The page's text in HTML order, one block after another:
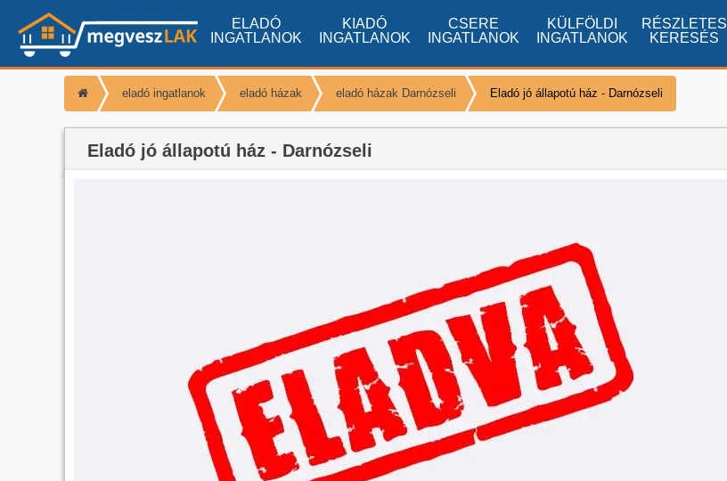
ELADÓ
INGATLANOK
KIADÓ
INGATLANOK
CSERE
INGATLANOK
KÜLFÖLDI
INGATLANOK
RÉSZLETES
KERESÉS
eladó ingatlanok eladó házak eladó házak Darnózseli Eladó jó állapotú ház - Darnózseli
Eladó jó állapotú ház - Darnózseli